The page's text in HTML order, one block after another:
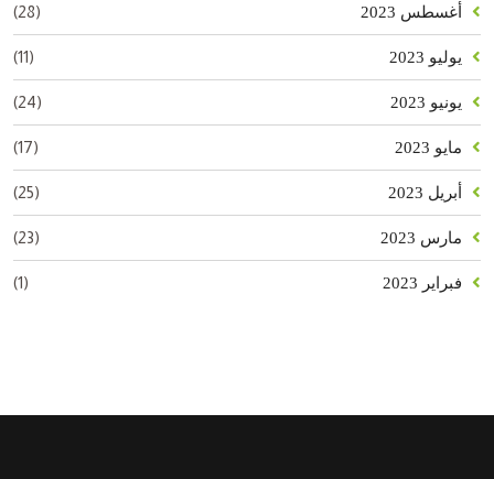
أغسطس 2023 (28)
يوليو 2023 (11)
يونيو 2023 (24)
مايو 2023 (17)
أبريل 2023 (25)
مارس 2023 (23)
فبراير 2023 (1)